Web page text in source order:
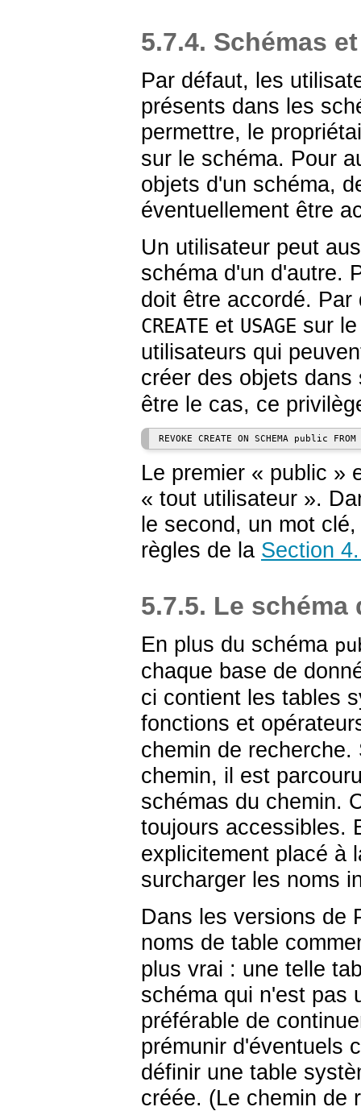
5.7.4. Schémas
Par défaut, les
présents dans les
permettre, le
sur le schéma. Pour
objets d'un schéma,
éventuellement être
Un utilisateur peut
schéma d'un d'autre.
doit être accordé.
CREATE et USAGE sur
utilisateurs qui
créer des objets
être le cas, ce
Le premier « public »
« tout utilisateur ».
le second, un mot
règles de la Section
5.7.5. Le
En plus du schéma
chaque base de
ci contient les tables
fonctions et
chemin de
chemin, il est
schémas du chemin.
toujours accessibles.
explicitement placé à
surcharger les noms
Dans les versions de
noms de table
plus vrai : une telle
schéma qui n'est pas
préférable de
prémunir d'éventuels
définir une table
créée. (Le chemin de